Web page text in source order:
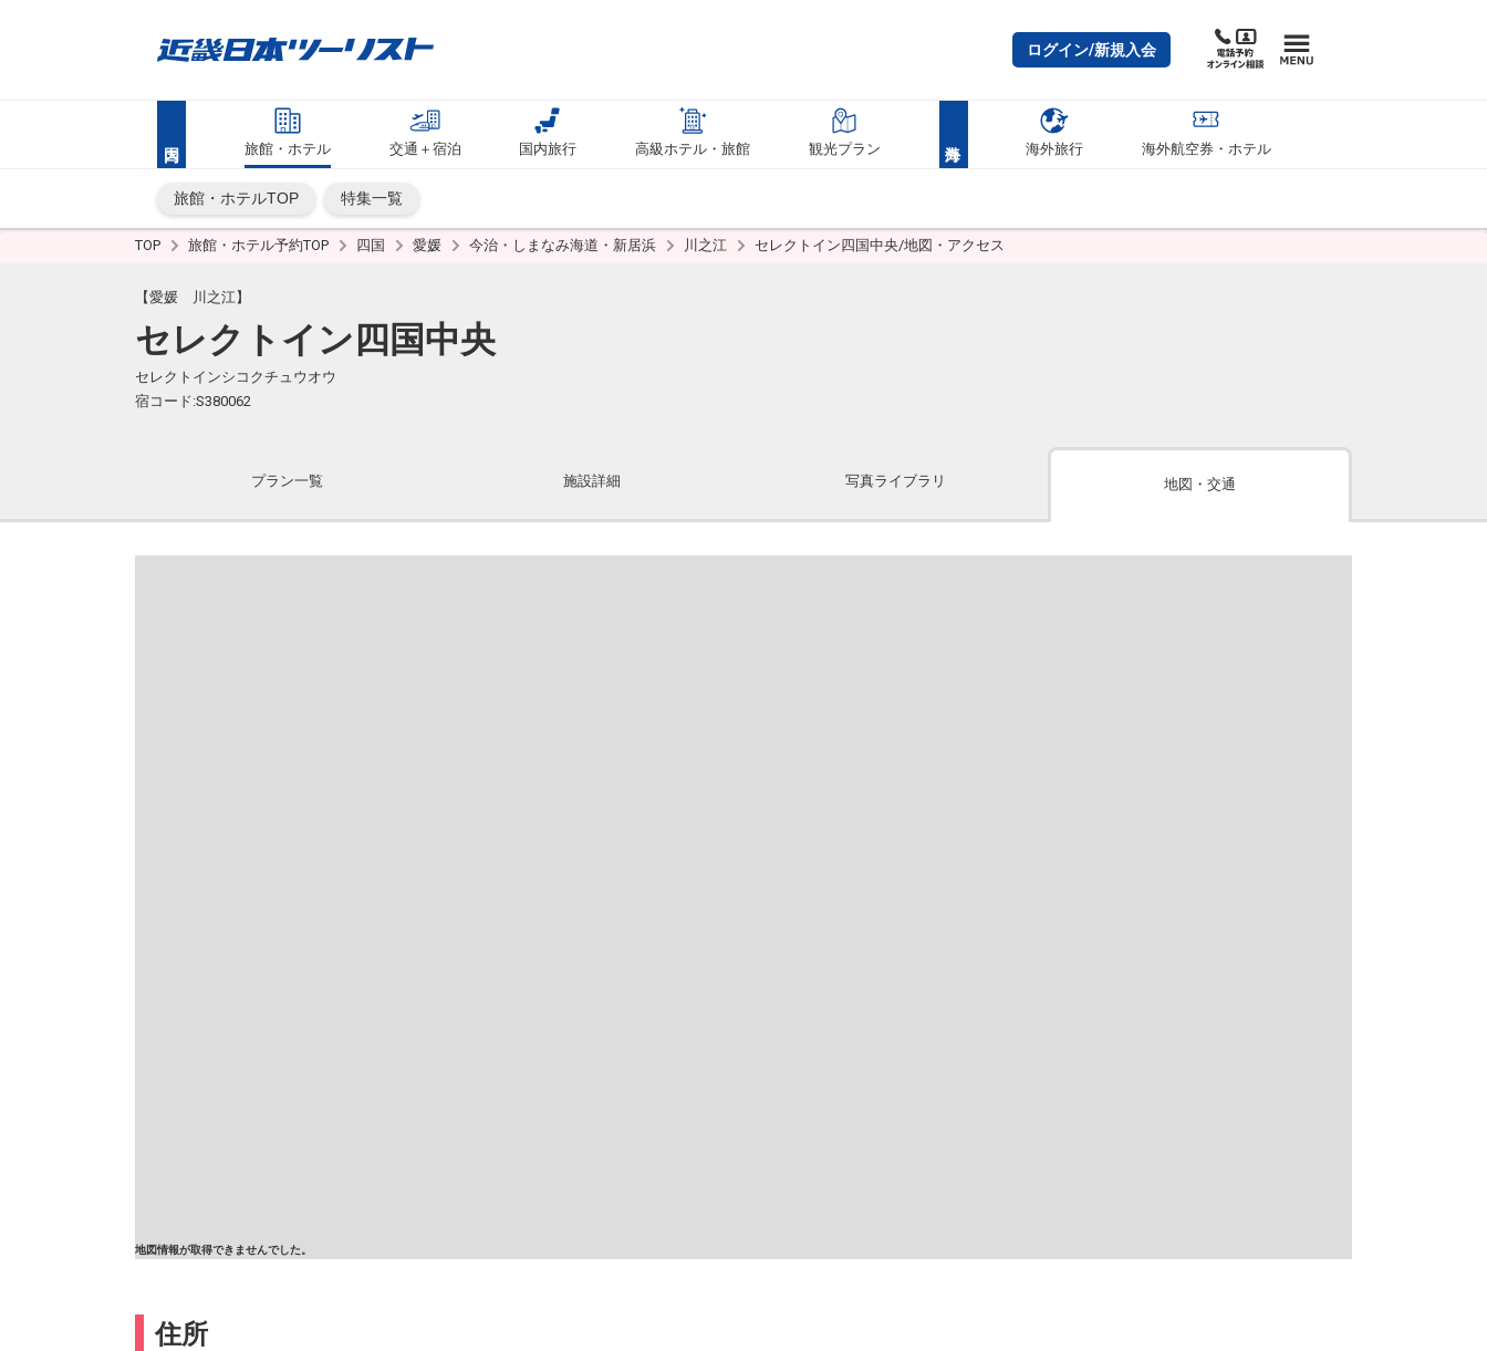
ログイン/新規入会
旅館・ホテル 交通＋宿泊 国内旅行 高級ホテル・旅館 観光プラン 海外旅行 海外航空券・ホテル
旅館・ホテルTOP 特集一覧
TOP 旅館・ホテル予約TOP 四国 愛媛 今治・しまなみ海道・新居浜 川之江 セレクトイン四国中央/地図・アクセス
【愛媛 川之江】
セレクトイン四国中央
セレクトインシコクチュウオウ
宿コード:S380062
プラン一覧 施設詳細 写真ライブラリ 地図・交通
地図情報が取得できませんでした。
住所